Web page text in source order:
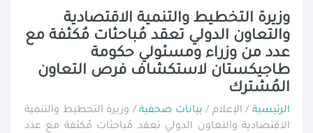
وزيرة التخطيط والتنمية الاقتصادية
والتعاون الدولي تعقد مُباحثات مُكثفة مع
عدد من وزراء ومسئولي حكومة
طاجيكستان لاستكشاف فرص التعاون
المُشترك
الرئيسية/ الإعلام / بيانات صحفية/ وزيرة التخطيط والتنمية
الاقتصادية والتعاون الدولي تعقد مُباحثات مُكثفة مع عدد